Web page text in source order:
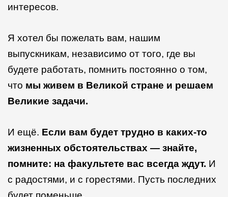
интересов.
Я хотел бы пожелать вам, нашим
выпускникам, независимо от того, где вы
будете работать, помнить постоянно о том,
что мы живем в Великой стране и решаем
Великие задачи.
И ещё. Если вам будет трудно в каких-то
жизненных обстоятельствах — знайте,
помните: на факультете вас всегда ждут. И
с радостями, и с горестями. Пусть последних